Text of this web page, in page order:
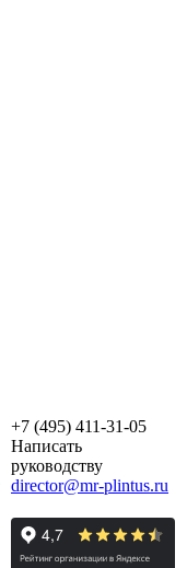
+7 (495) 411-31-05
Написать
руководству
director@mr-plintus.ru